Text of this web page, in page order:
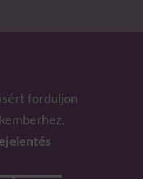
forduljon